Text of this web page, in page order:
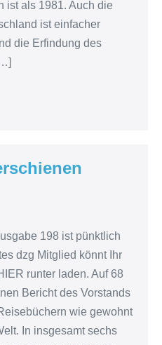
ist als 1981. Auch die
ist einfacher
die Erfindung des
198 ist pünktlich
dzg Mitglied könnt Ihr
runter laden. Auf 68
Bericht des Vorstands
wie gewohnt
In insgesamt sechs